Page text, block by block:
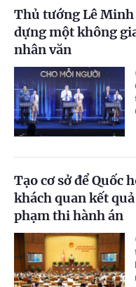
Thủ tướng Lê
dựng một không
nhân văn
Tạo cơ sở để Quốc
khách quan kết
phạm thi hành án